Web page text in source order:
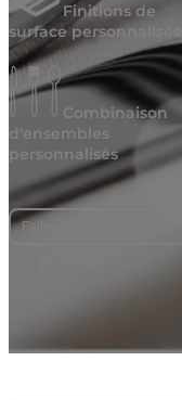
Finitions de
surface personnalisées
Combinaison
d'ensembles
personnalisés
Faites part de vos besoins